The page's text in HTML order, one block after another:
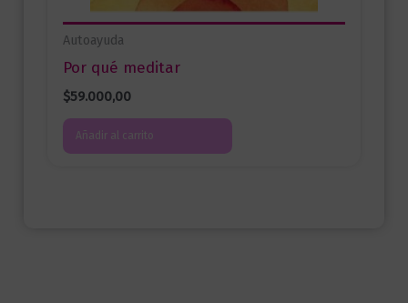
Autoayuda
Por qué meditar
$59.000,00
Añadir al carrito